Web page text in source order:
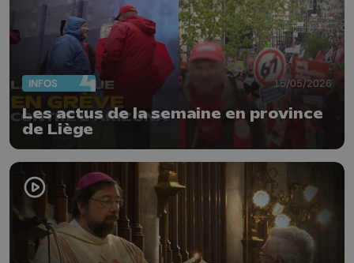
INFOS 15/05/2026
Les actus de la semaine en province
de Liège